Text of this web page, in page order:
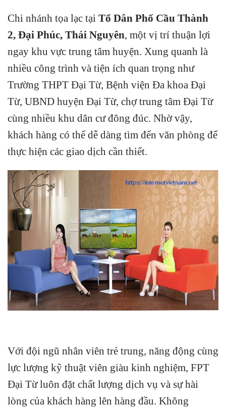
Chi nhánh tọa lạc tại Tổ Dân Phố Cầu Thành
2, Đại Phúc, Thái Nguyên, một vị trí thuận lợi
ngay khu vực trung tâm huyện. Xung quanh là
nhiều công trình và tiện ích quan trọng như
Trường THPT Đại Từ, Bệnh viện Đa khoa Đại
Từ, UBND huyện Đại Từ, chợ trung tâm Đại Từ
cùng nhiều khu dân cư đông đúc. Nhờ vậy,
khách hàng có thể dễ dàng tìm đến văn phòng để
thực hiện các giao dịch cần thiết.
Với đội ngũ nhân viên trẻ trung, năng động cùng
lực lượng kỹ thuật viên giàu kinh nghiệm, FPT
Đại Từ luôn đặt chất lượng dịch vụ và sự hài
lòng của khách hàng lên hàng đầu. Không